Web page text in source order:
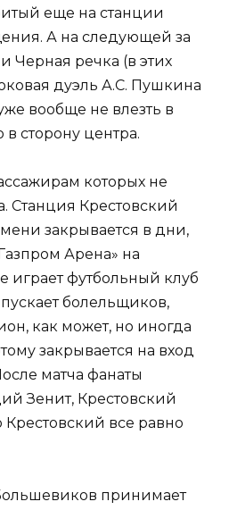
еще на станции
А на следующей за
Черная речка (в этих
дуэль А.С. Пушкина
вообще не влезть в
сторону центра.
которых не
Станция Крестовский
закрывается в дни,
Арена» на
играет футбольный клуб
болельщиков,
как может, но иногда
закрывается на вход
матча фанаты
Зенит, Крестовский
Крестовский все равно
принимает